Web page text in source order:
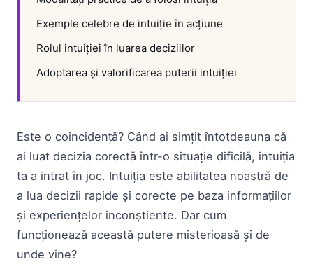
Exemple celebre de intuiție în acțiune
Rolul intuiției în luarea deciziilor
Adoptarea și valorificarea puterii intuiției
Este o coincidență? Când ai simțit întotdeauna că
ai luat decizia corectă într-o situație dificilă, intuiția
ta a intrat în joc. Intuiția este abilitatea noastră de
a lua decizii rapide și corecte pe baza informațiilor
și experiențelor inconștiente. Dar cum
funcționează această putere misterioasă și de
unde vine?